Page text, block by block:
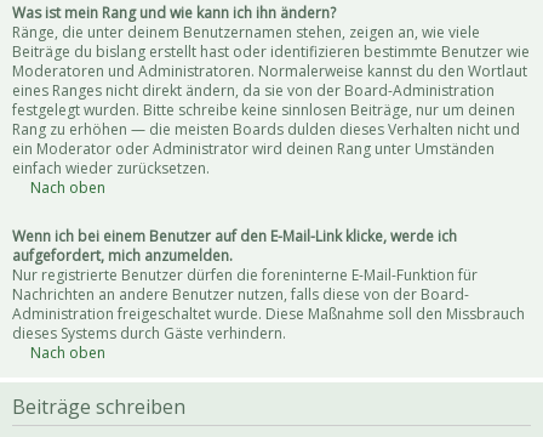
Was ist mein Rang und wie kann ich ihn ändern?
Ränge, die unter deinem Benutzernamen stehen, zeigen an, wie viele
Beiträge du bislang erstellt hast oder identifizieren bestimmte Benutzer wie
Moderatoren und Administratoren. Normalerweise kannst du den Wortlaut
eines Ranges nicht direkt ändern, da sie von der Board-Administration
festgelegt wurden. Bitte schreibe keine sinnlosen Beiträge, nur um deinen
Rang zu erhöhen — die meisten Boards dulden dieses Verhalten nicht und
ein Moderator oder Administrator wird deinen Rang unter Umständen
einfach wieder zurücksetzen.
Nach oben
Wenn ich bei einem Benutzer auf den E-Mail-Link klicke, werde ich
aufgefordert, mich anzumelden.
Nur registrierte Benutzer dürfen die foreninterne E-Mail-Funktion für
Nachrichten an andere Benutzer nutzen, falls diese von der Board-
Administration freigeschaltet wurde. Diese Maßnahme soll den Missbrauch
dieses Systems durch Gäste verhindern.
Nach oben
Beiträge schreiben